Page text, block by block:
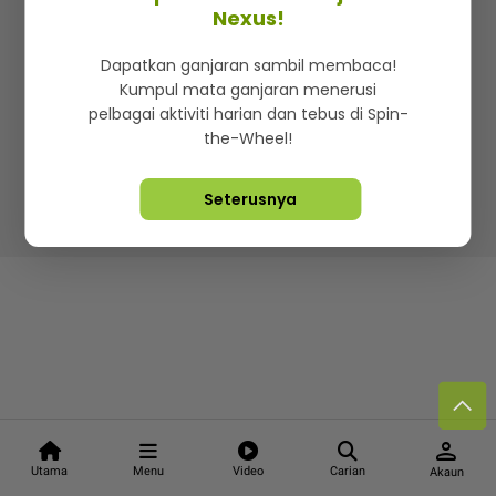
Utama Menu Video Carian
person
Akaun
Iklan di SMG360
Terma & Syarat Dasar Privasi
Lebih hot, viral dan sensasi
Hakcipta Terpelihara ©2026. Star Media Group Berhad
Nexus!
Dapatkan ganjaran sambil membaca!
Kumpul mata ganjaran menerusi
pelbagai aktiviti harian dan tebus di Spin-
the-Wheel!
Seterusnya